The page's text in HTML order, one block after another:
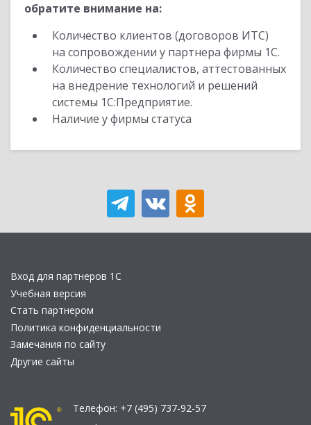
обратите внимание на:
Количество клиентов (договоров ИТС)
на сопровождении у партнера фирмы 1С.
Количество специалистов, аттестованных
на внедрение технологий и решений
системы 1С:Предприятие.
Наличие у фирмы статуса
Вход для партнеров 1С
Учебная версия
Стать партнером
Политика конфиденциальности
Замечания по сайту
Другие сайты
Телефон: +7 (495) 737-92-57